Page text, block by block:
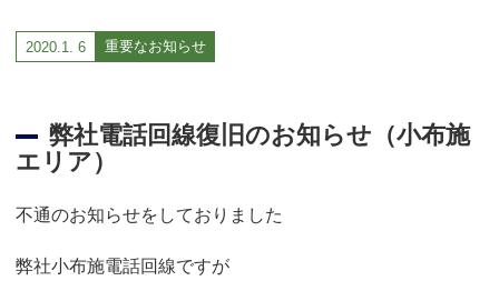
2020.1. 6 重要なお知らせ
弊社電話回線復旧のお知らせ（小布施
エリア）
不通のお知らせをしておりました
弊社小布施電話回線ですが